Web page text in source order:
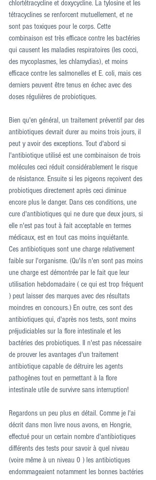
chlortétracycline et doxycycline. La tylosine et les
tétracyclines se renforcent mutuellement, et ne
sont pas toxiques pour le corps. Cette
combinaison est très efficace contre les bactéries
qui causent les maladies respiratoires (les cocci,
des mycoplasmes, les chlamydias), et moins
efficace contre les salmonelles et E. coli, mais ces
derniers peuvent être tenus en échec avec des
doses régulières de probiotiques.
Bien qu'en général, un traitement préventif par des
antibiotiques devrait durer au moins trois jours, il
peut y avoir des exceptions. Tout d'abord si
l'antibiotique utilisé est une combinaison de trois
molécules ceci réduit considérablement le risque
de résistance. Ensuite si les pigeons reçoivent des
probiotiques directement après ceci diminue
encore plus le danger. Dans ces conditions, une
cure d'antibiotiques qui ne dure que deux jours, si
elle n'est pas tout à fait acceptable en termes
médicaux, est en tout cas moins inquiétante.
Ces antibiotiques sont une charge relativement
faible sur l'organisme. (Qu'ils n'en sont pas moins
une charge est démontrée par le fait que leur
utilisation hebdomadaire ( ce qui est trop fréquent
) peut laisser des marques avec des résultats
moindres en concours.) En outre, ces sont des
antibiotiques qui, d'après nos tests, sont moins
préjudiciables sur la flore intestinale et les
bactéries des probiotiques. Il n'est pas nécessaire
de prouver les avantages d'un traitement
antibiotique capable de détruire les agents
pathogènes tout en permettant à la flore
intestinale utile de survivre sans interruption!
Regardons un peu plus en détail. Comme je l'ai
décrit dans mon livre nous avons, en Hongrie,
effectué pour un certain nombre d'antibiotiques
différents des tests pour savoir à quel niveau
(voire même à un niveau 0 ) les antibiotiques
endommageaient notamment les bonnes bactéries